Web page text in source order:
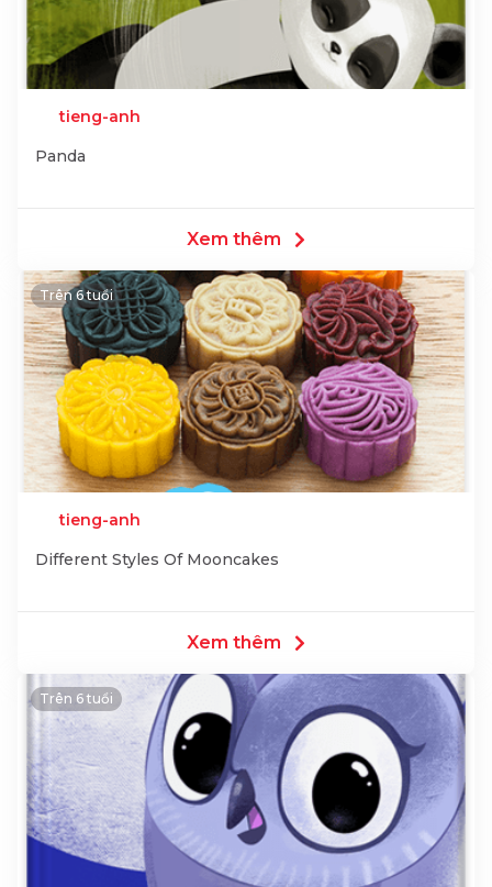
tieng-anh
Panda
Xem thêm
Trên 6 tuổi
tieng-anh
Different Styles Of Mooncakes
Xem thêm
Trên 6 tuổi